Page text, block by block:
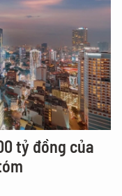
tỷ đồng của